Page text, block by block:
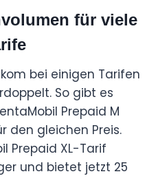
für viele
bei einigen Tarifen
So gibt es
Prepaid M
den gleichen Preis.
Prepaid XL-Tarif
und bietet jetzt 25